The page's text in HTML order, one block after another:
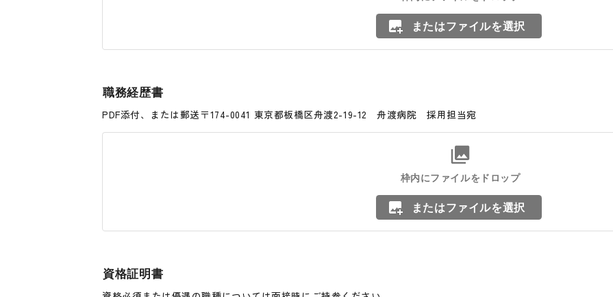
またはファイルを選択
職務経歴書
PDF添付、または郵送〒174-0041 東京都板橋区舟渡2-19-12 舟渡病院 採用担当宛
枠内にファイルをドロップ
またはファイルを選択
資格証明書